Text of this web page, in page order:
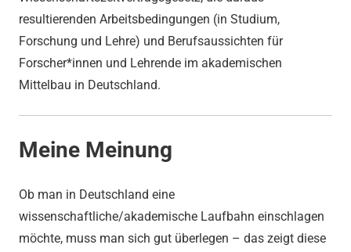
resultierenden Arbeitsbedingungen (in Studium,
Forschung und Lehre) und Berufsaussichten für
Forscher*innen und Lehrende im akademischen
Mittelbau in Deutschland.
Meine Meinung
Ob man in Deutschland eine
wissenschaftliche/akademische Laufbahn einschlagen
möchte, muss man sich gut überlegen – das zeigt diese